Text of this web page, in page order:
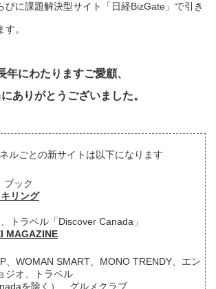
びに課題解決型サイト「日経BizGate」で引き
。
年にわたりますご愛顧、
ありがとうございました。
ルごとの新サイトは以下になります
ブック
リング
トラベル「Discover Canada」
MAGAZINE
、WOMAN SMART、MONO TRENDY、エン
ジオ、トラベル
を除く）、グルメクラブ